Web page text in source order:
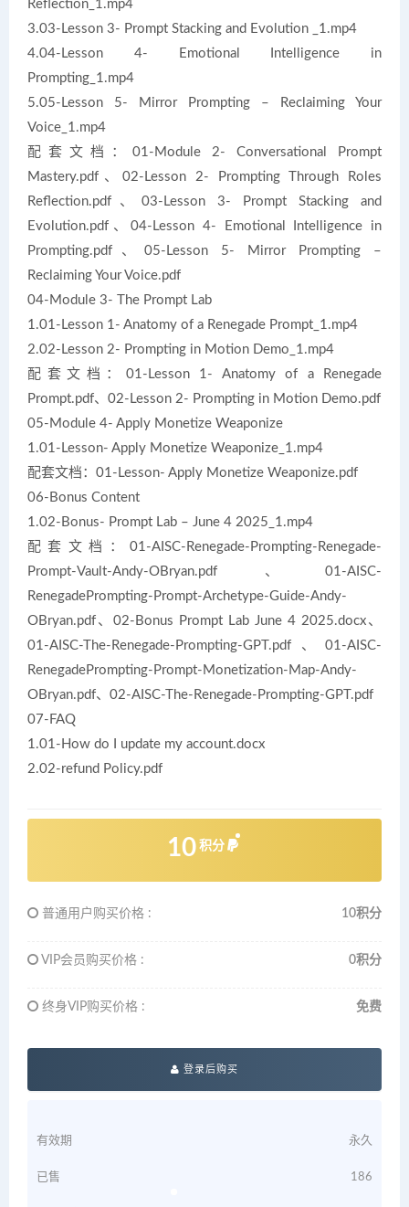
Reflection_1.mp4
3.03-Lesson 3- Prompt Stacking and Evolution _1.mp4
4.04-Lesson 4- Emotional Intelligence in
Prompting_1.mp4
5.05-Lesson 5- Mirror Prompting – Reclaiming Your
Voice_1.mp4
配套文档：01-Module 2- Conversational Prompt
Mastery.pdf、02-Lesson 2- Prompting Through Roles
Reflection.pdf、03-Lesson 3- Prompt Stacking and
Evolution.pdf、04-Lesson 4- Emotional Intelligence in
Prompting.pdf、05-Lesson 5- Mirror Prompting –
Reclaiming Your Voice.pdf
04-Module 3- The Prompt Lab
1.01-Lesson 1- Anatomy of a Renegade Prompt_1.mp4
2.02-Lesson 2- Prompting in Motion Demo_1.mp4
配套文档：01-Lesson 1- Anatomy of a Renegade
Prompt.pdf、02-Lesson 2- Prompting in Motion Demo.pdf
05-Module 4- Apply Monetize Weaponize
1.01-Lesson- Apply Monetize Weaponize_1.mp4
配套文档：01-Lesson- Apply Monetize Weaponize.pdf
06-Bonus Content
1.02-Bonus- Prompt Lab – June 4 2025_1.mp4
配套文档：01-AISC-Renegade-Prompting-Renegade-
Prompt-Vault-Andy-OBryan.pdf、01-AISC-
RenegadePrompting-Prompt-Archetype-Guide-Andy-
OBryan.pdf、02-Bonus Prompt Lab June 4 2025.docx、
01-AISC-The-Renegade-Prompting-GPT.pdf、01-AISC-
RenegadePrompting-Prompt-Monetization-Map-Andy-
OBryan.pdf、02-AISC-The-Renegade-Prompting-GPT.pdf
07-FAQ
1.01-How do I update my account.docx
2.02-refund Policy.pdf
10 积分
普通用户购买价格 : 10积分
VIP会员购买价格 : 0积分
终身VIP购买价格 : 免费
登录后购买
有效期 永久
已售 186